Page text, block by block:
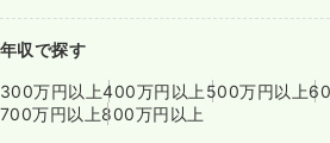
年収で探す
300万円以上400万円以上 500万円以上
700万円以上800万円以上